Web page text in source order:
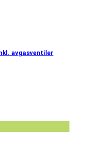
avgasventiler